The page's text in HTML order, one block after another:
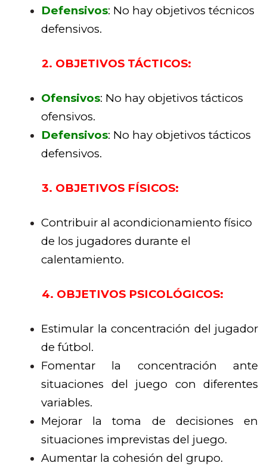
Defensivos: No hay objetivos técnicos
defensivos.
2. OBJETIVOS TÁCTICOS:
Ofensivos: No hay objetivos tácticos
ofensivos.
Defensivos: No hay objetivos tácticos
defensivos.
3. OBJETIVOS FÍSICOS:
Contribuir al acondicionamiento físico
de los jugadores durante el
calentamiento.
4. OBJETIVOS PSICOLÓGICOS:
Estimular la concentración del jugador
de fútbol.
Fomentar la concentración ante
situaciones del juego con diferentes
variables.
Mejorar la toma de decisiones en
situaciones imprevistas del juego.
Aumentar la cohesión del grupo.